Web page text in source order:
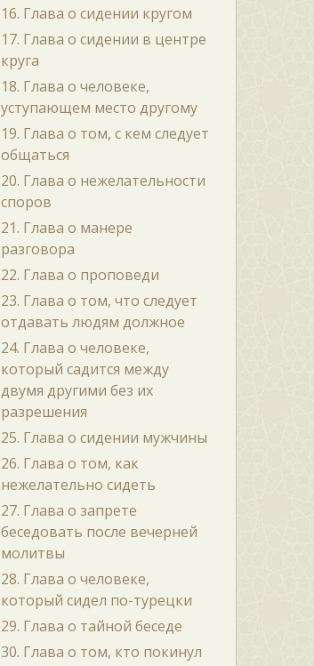
16. Глава о сидении кругом
17. Глава о сидении в центре
круга
18. Глава о человеке,
уступающем место другому
19. Глава о том, с кем следует
общаться
20. Глава о нежелательности
споров
21. Глава о манере
разговора
22. Глава о проповеди
23. Глава о том, что следует
отдавать людям должное
24. Глава о человеке,
который садится между
двумя другими без их
разрешения
25. Глава о сидении мужчины
26. Глава о том, как
нежелательно сидеть
27. Глава о запрете
беседовать после вечерней
молитвы
28. Глава о человеке,
который сидел по-турецки
29. Глава о тайной беседе
30. Глава о том, кто покинул